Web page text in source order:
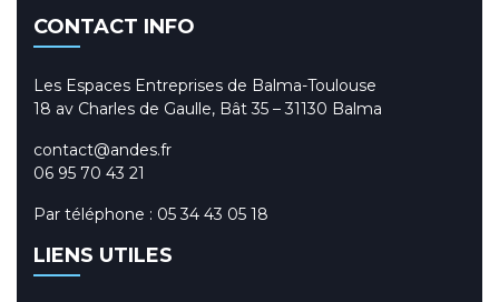
CONTACT INFO
Les Espaces Entreprises de Balma-Toulouse
18 av Charles de Gaulle, Bât 35 – 31130 Balma
contact@andes.fr
06 95 70 43 21
Par téléphone : 05 34 43 05 18
LIENS UTILES